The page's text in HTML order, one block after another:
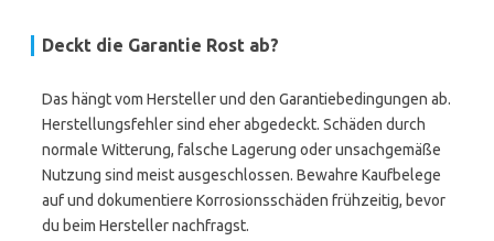
Deckt die Garantie Rost ab?
Das hängt vom Hersteller und den Garantiebedingungen ab.
Herstellungsfehler sind eher abgedeckt. Schäden durch
normale Witterung, falsche Lagerung oder unsachgemäße
Nutzung sind meist ausgeschlossen. Bewahre Kaufbelege
auf und dokumentiere Korrosionsschäden frühzeitig, bevor
du beim Hersteller nachfragst.